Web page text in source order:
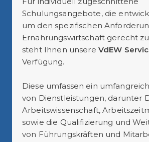
Schulungsangebote, die
um den spezifischen
Ernährungswirtschaft gerecht
steht Ihnen unsere VdEW
Verfügung.
Diese umfassen ein
von Dienstleistungen, darunter
Arbeitswissenschaft,
sowie die Qualifizierung und
von Führungskräften und